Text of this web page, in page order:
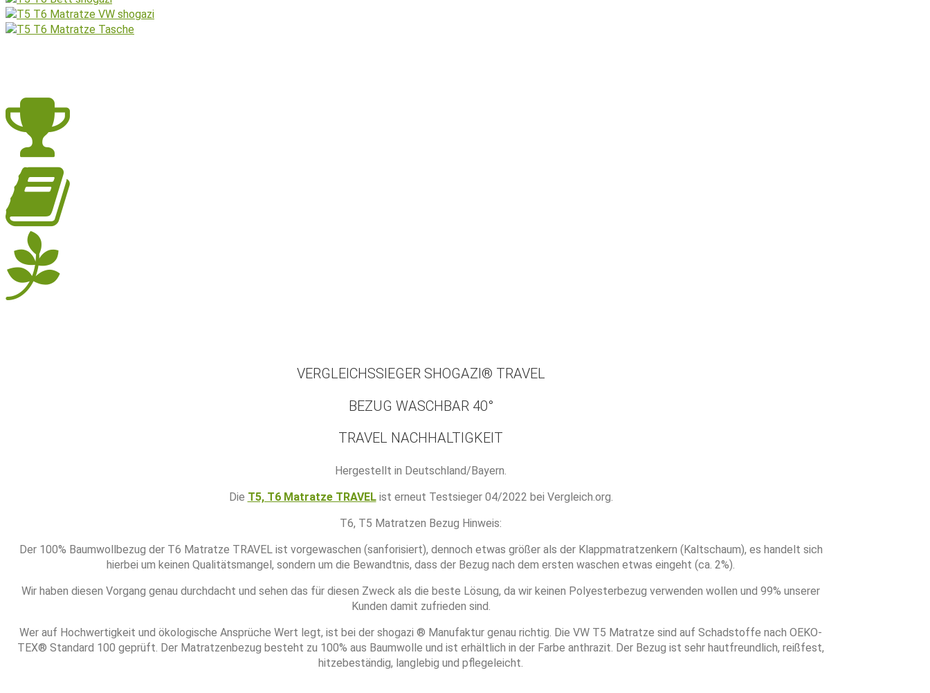
VERGLEICHSSIEGER SHOGAZI® TRAVEL
BEZUG WASCHBAR 40°
TRAVEL NACHHALTIGKEIT
Hergestellt in Deutschland/Bayern.
Die T5, T6 Matratze TRAVEList erneut Testsieger 04/2022 bei Vergleich.org.
T6, T5 Matratzen Bezug Hinweis:
Der 100% Baumwollbezug der T6 Matratze TRAVEL ist vorgewaschen (sanforisiert), dennoch etwas größer als der Klappmatratzenkern (Kaltschaum), es handelt sich
hierbei um keinen Qualitätsmangel, sondern um die Bewandtnis, dass der Bezug nach dem ersten waschen etwas eingeht (ca. 2%).
Wir haben diesen Vorgang genau durchdacht und sehen das für diesen Zweck als die beste Lösung, da wir keinen Polyesterbezug verwenden wollen und 99% unserer
Kunden damit zufrieden sind.
Wer auf Hochwertigkeit und ökologische Ansprüche Wert legt, ist bei der shogazi ® Manufaktur genau richtig. Die VW T5 Matratze sind auf Schadstoffe nach OEKO-
TEX® Standard 100 geprüft. Der Matratzenbezug besteht zu 100% aus Baumwolle und ist erhältlich in der Farbe anthrazit. Der Bezug ist sehr hautfreundlich, reißfest,
hitzebeständig, langlebig und pflegeleicht.